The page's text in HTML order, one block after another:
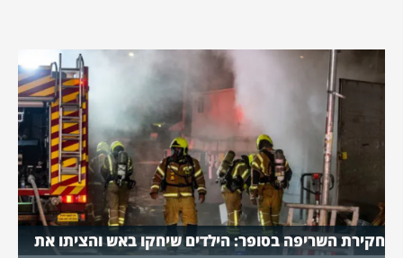
חקירת השריפה בסופר: הילדים שיחקו באש והציתו את